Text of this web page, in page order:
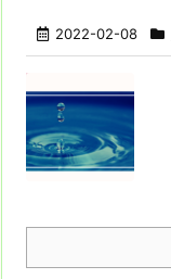
2022-02-08